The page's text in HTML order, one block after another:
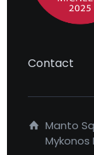
Contact
Manto
Mykonos